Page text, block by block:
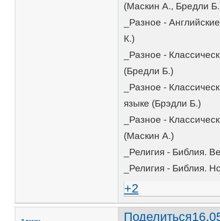
(Маскин А., Бредли
_Разное -
К.)
_Разное -
(Бредли Б.)
_Разное -
языке (Брэдли Б.)
_Разное -
(Маскин А.)
_Религия - Библия.
_Религия - Библия.
+2
Поделиться